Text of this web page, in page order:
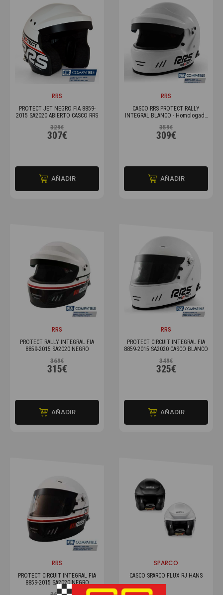
RRS
PROTECT JET NEGRO FIA 8859-
2015 SA2020 ABIERTO CASCO RRS
329€
307€
AÑADIR
RRS
CASCO RRS PROTECT RALLY
INTEGRAL BLANCO - Homologado
359€
309€
AÑADIR
RRS
PROTECT RALLY INTEGRAL FIA
8859-2015 SA2020 NEGRO
369€
315€
AÑADIR
RRS
PROTECT CIRCUIT INTEGRAL FIA
8859-2015 SA2020 CASCO BLANCO
349€
325€
AÑADIR
RRS
PROTECT CIRCUIT INTEGRAL FIA
8859-2015 SA2020 NEGRO
SPARCO
CASCO SPARCO FLUX RJ HANS